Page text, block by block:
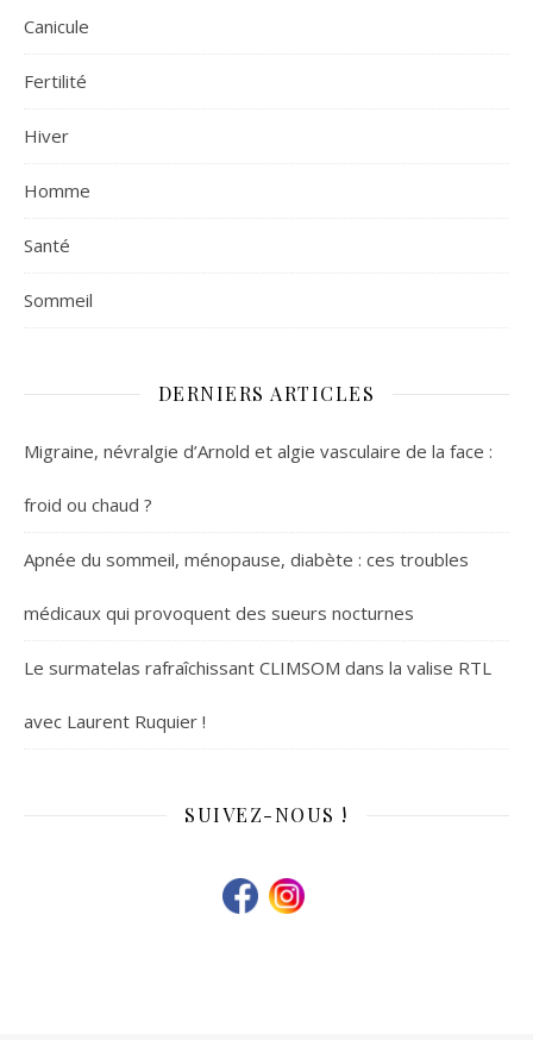
Canicule
Fertilité
Hiver
Homme
Santé
Sommeil
DERNIERS ARTICLES
Migraine, névralgie d’Arnold et algie vasculaire de la face :
froid ou chaud ?
Apnée du sommeil, ménopause, diabète : ces troubles
médicaux qui provoquent des sueurs nocturnes
Le surmatelas rafraîchissant CLIMSOM dans la valise RTL
avec Laurent Ruquier !
SUIVEZ-NOUS !